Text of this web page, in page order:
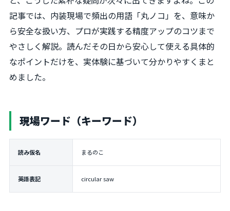
記事では、内装現場で頻出の用語「丸ノコ」を、意味か
ら安全な扱い方、プロが実践する精度アップのコツまで
やさしく解説。読んだその日から安心して使える具体的
なポイントだけを、実体験に基づいて分かりやすくまと
めました。
現場ワード（キーワード）
読み仮名 まるのこ
英語表記 circular saw